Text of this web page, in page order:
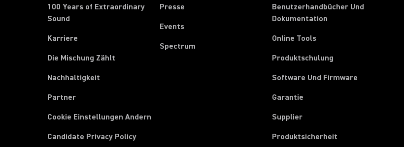
100 Years of Extraordinary
Sound
Karriere
Die Mischung Zählt
Nachhaltigkeit
Partner
Cookie Einstellungen Andern
Candidate Privacy Policy
Presse
Events
Spectrum
Benutzerhandbücher Und
Dokumentation
Online Tools
Produktschulung
Software Und Firmware
Garantie
Supplier(Opens in a new tab)
Produktsicherheit